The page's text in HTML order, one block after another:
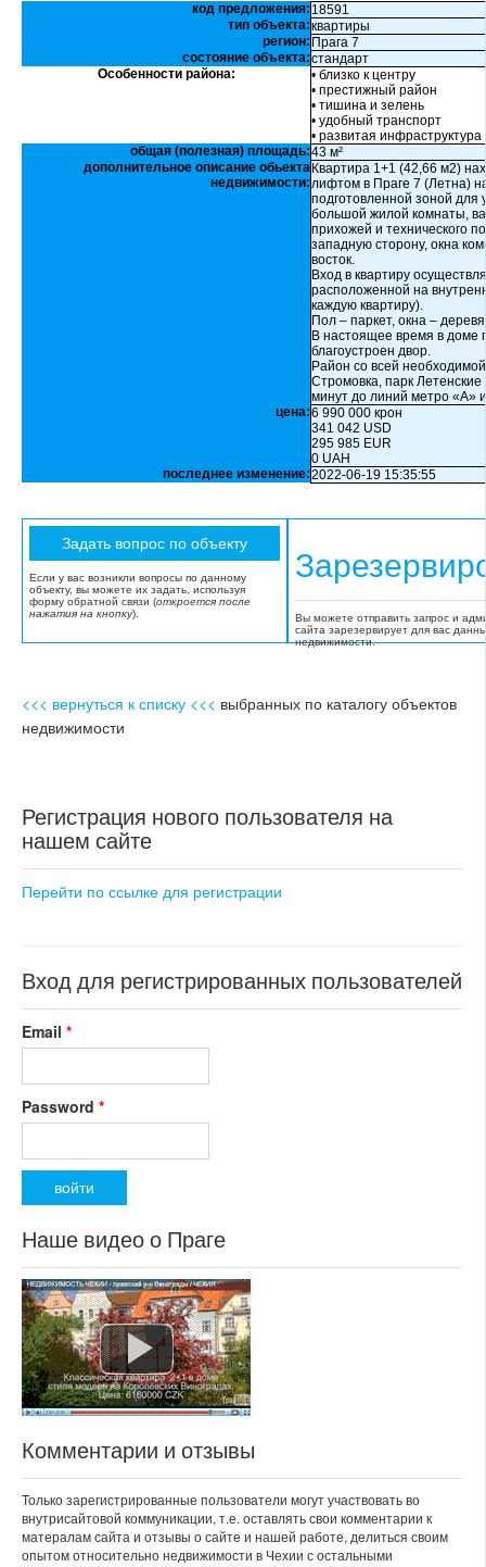
код предложения: 18591
тип объекта:квартиры
регион: Прага 7
состояние объекта:стандарт
Особенности района:
• близко к центру
• престижный район
• тишина и зелень
• удобный транспорт
• развитая инфраструктура
общая (полезная) площадь:43 м²
дополнительное описание обьекта
недвижимости:
Квартира 1+1 (42,66 м2)
лифтом в Праге 7 (Летна)
подготовленной зоной для
большой жилой комнаты,
прихожей и технического
западную сторону, окна
восток.
Вход в квартиру
расположенной на
каждую квартиру).
Пол – паркет, окна –
В настоящее время в доме
благоустроен двор.
Район со всей
Стромовка, парк
минут до линий метро «А»
цена:6 990 000 крон
341 042 USD
295 985 EUR
0 UAH
последнее изменение:2022-06-19 15:35:55
Если у вас возникли вопросы по данному
объекту, вы можете их задать, используя
форму обратной связи (откроется после
нажатия на кнопку).
Вы можете отправить запрос и
сайта зарезервирует для вас
недвижимости.
<<< вернуться к списку <<< выбранных по каталогу объектов
недвижимости
Регистрация нового пользователя на
нашем сайте
Перейти по ссылке для регистрации
Вход для регистрированных пользователей
Email *
Password *
Наше видео о Праге
Комментарии и отзывы
Только зарегистрированные пользователи могут участвовать во
внутрисайтовой коммуникации, т.е. оставлять свои комментарии к
матералам сайта и отзывы о сайте и нашей работе, делиться своим
опытом относительно недвижимости в Чехии с остальными